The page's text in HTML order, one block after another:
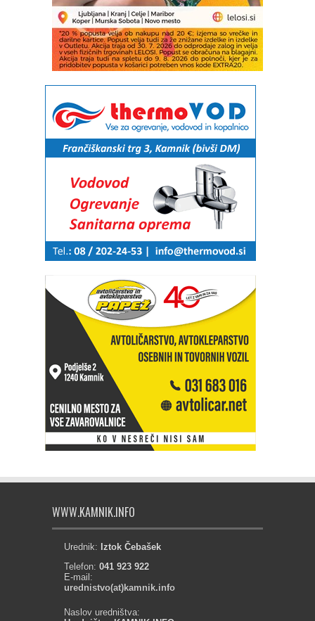
WWW.KAMNIK.INFO
Urednik: Iztok Čebašek
Telefon: 041 923 922
E-mail:
urednistvo(at)kamnik.info
Naslov uredništva: